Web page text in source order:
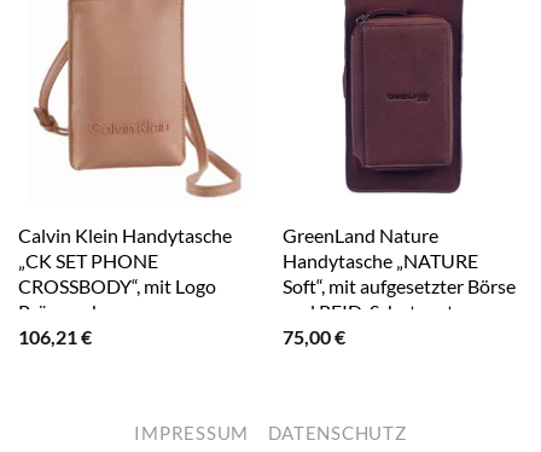
Calvin Klein Handytasche
„CK SET PHONE
CROSSBODY“, mit Logo
Prägung braun
106,21€
GreenLand Nature
Handytasche „NATURE
Soft“, mit aufgesetzter Börse
und RFID-Schutz rot
75,00€
IMPRESSUM DATENSCHUTZ